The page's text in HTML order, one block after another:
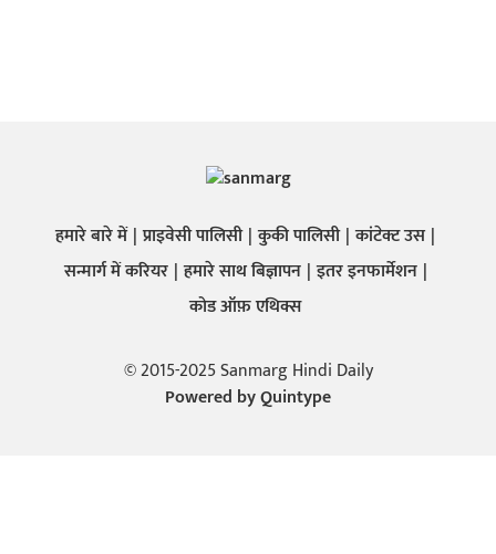
हमारे बारे में प्राइवेसी पालिसी कुकी पालिसी कांटेक्ट उस
सन्मार्ग में करियर हमारे साथ बिज्ञापन इतर इनफार्मेशन
कोड ऑफ़ एथिक्स
© 2015-2025 Sanmarg Hindi Daily
Powered byQuintype